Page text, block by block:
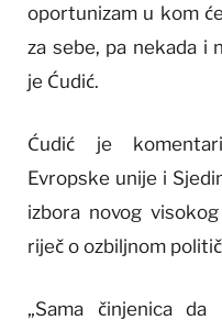
oportunizam u kom
za sebe, pa nekada i
je Ćudić.
Ćudić je
Evropske unije i
izbora novog
riječ o ozbiljnom
„Sama činjenica